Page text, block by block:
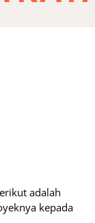
adalah
kepada